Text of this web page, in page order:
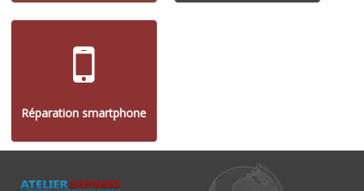
Réparation smartphone